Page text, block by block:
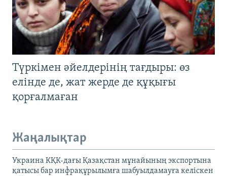
Түркімен әйелдерінің тағдыры: өз
елінде де, жат жерде де құқығы
қорғалмаған
Жаңалықтар
Украина КҚК-дағы Қазақстан мұнайының экспортына
қатысы бар инфрақұрылымға шабуылдамауға келіскен